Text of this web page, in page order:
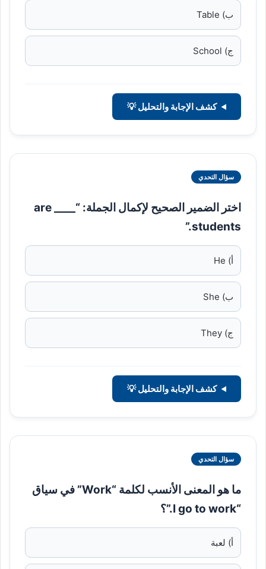
ب) Table
ج) School
كشف الإجابة والتحليل 💡
سؤال التحدي
اختر الضمير الصحيح لإكمال الجملة: “____ are
students.”
أ) He
ب) She
ج) They
كشف الإجابة والتحليل 💡
سؤال التحدي
ما هو المعنى الأنسب لكلمة “Work” في سياق
“I go to work.”؟
أ) لعبة